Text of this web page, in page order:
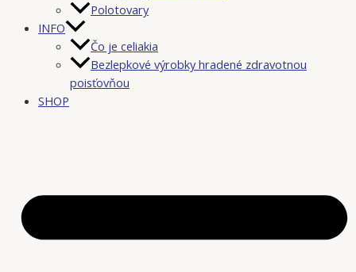
Polotovary
INFO
Čo je celiakia
Bezlepkové výrobky hradené zdravotnou
poisťovňou
SHOP